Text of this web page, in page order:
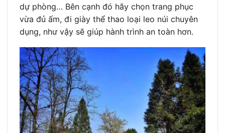
dự phòng… Bên cạnh đó hãy chọn trang phục
vừa đủ ấm, đi giày thể thao loại leo núi chuyên
dụng, như vậy sẽ giúp hành trình an toàn hơn.